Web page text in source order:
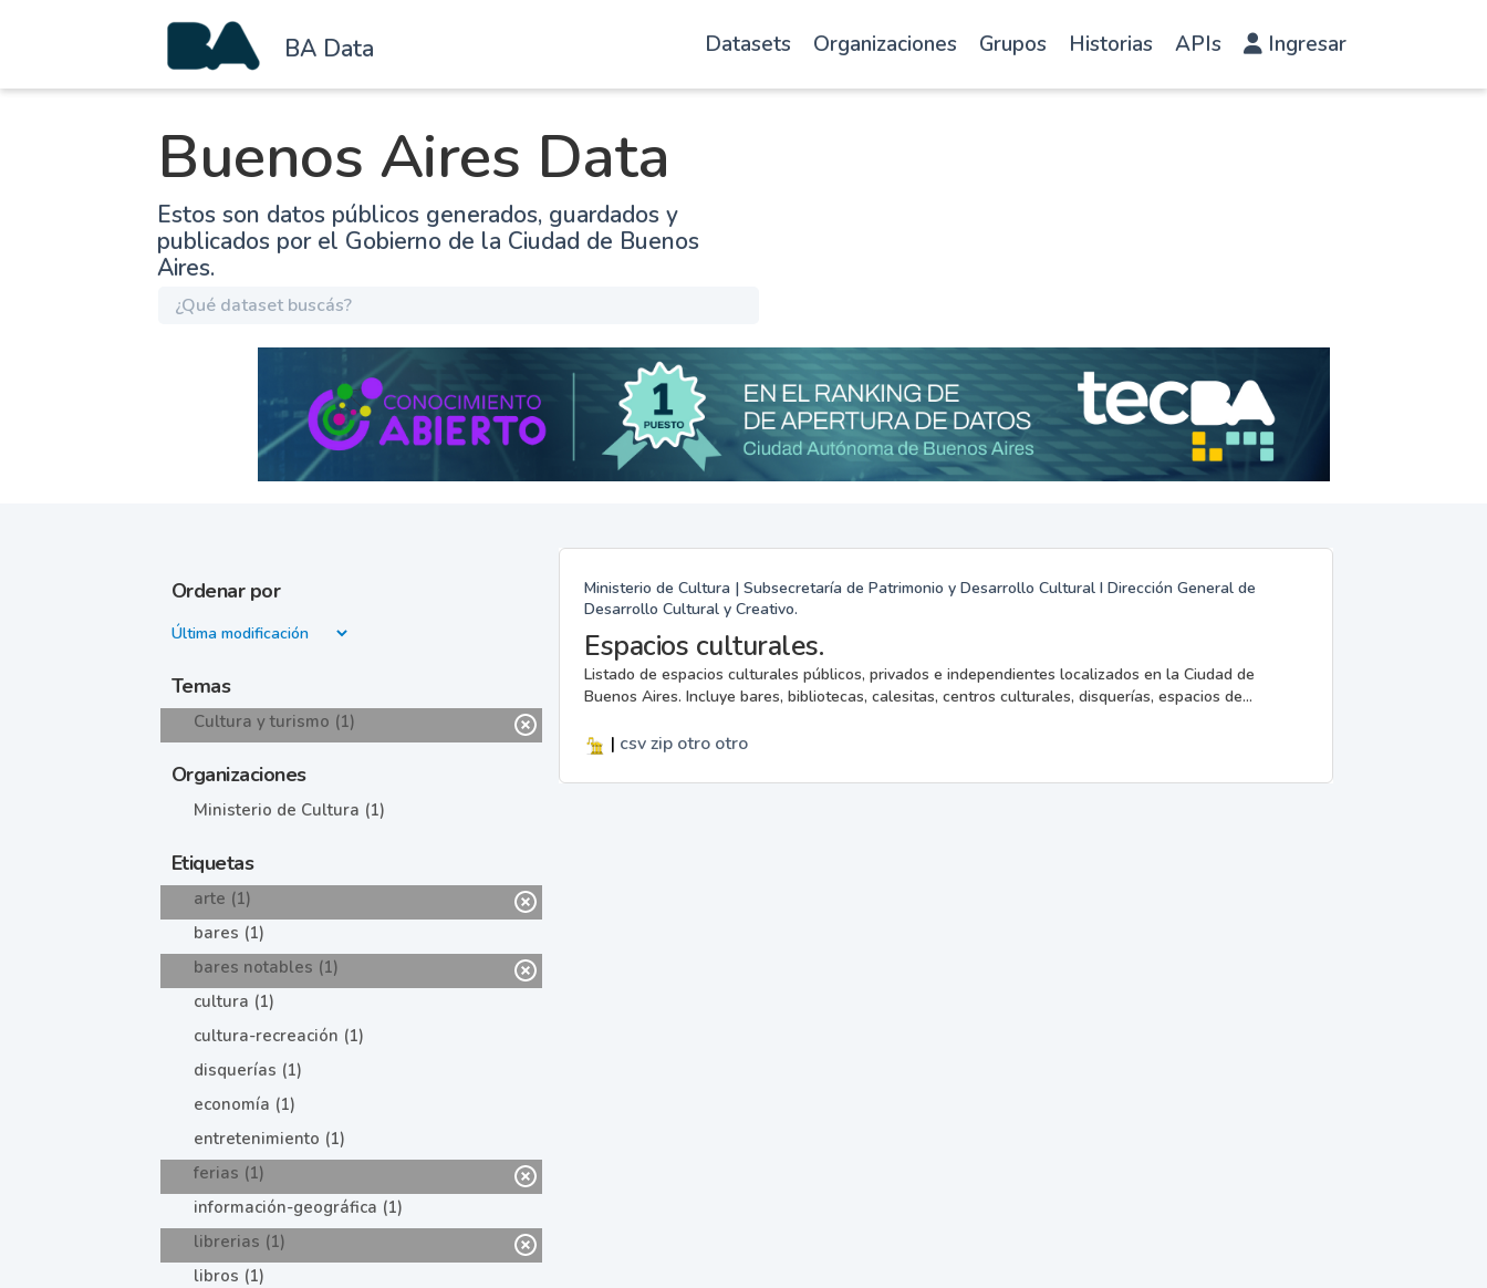
BA Data Datasets Organizaciones Grupos Historias APIs Ingresar
Buenos Aires Data
Estos son datos públicos generados, guardados y
publicados por el Gobierno de la Ciudad de Buenos
Aires.
Ordenar por
Temas
Cultura y turismo (1)
Organizaciones
Ministerio de Cultura (1)
Etiquetas
arte (1)
bares (1)
bares notables (1)
cultura (1)
cultura-recreación (1)
disquerías (1)
economía (1)
entretenimiento (1)
ferias (1)
información-geográfica (1)
librerias (1)
libros (1)
Ministerio de Cultura | Subsecretaría de Patrimonio y Desarrollo Cultural I Dirección General de
Desarrollo Cultural y Creativo.
Espacios culturales.
Listado de espacios culturales públicos, privados e independientes localizados en la Ciudad de
Buenos Aires. Incluye bares, bibliotecas, calesitas, centros culturales, disquerías, espacios de...
| csvzip otro otro